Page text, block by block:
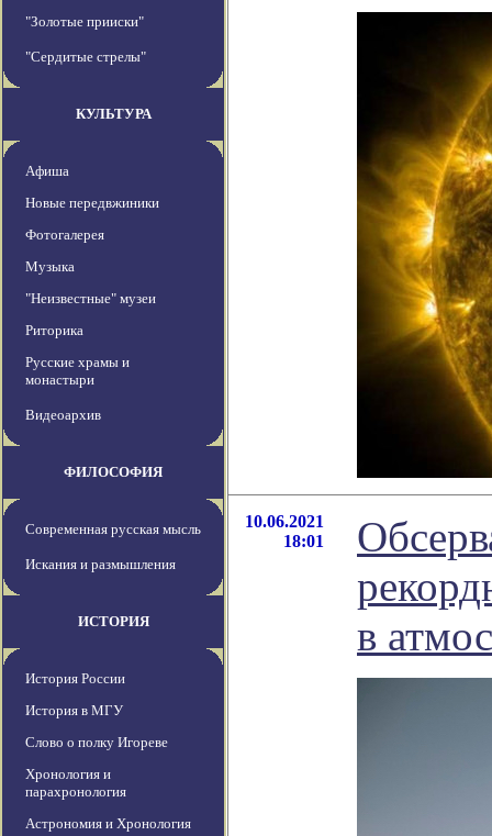
"Золотые прииски"
"Сердитые стрелы"
КУЛЬТУРА
Афиша
Новые передвжиники
Фотогалерея
Музыка
"Неизвестные" музеи
Риторика
Русские храмы и
монастыри
Видеоархив
ФИЛОСОФИЯ
Современная русская мысль
Искания и размышления
ИСТОРИЯ
История России
История в МГУ
Слово о полку Игореве
Хронология и
парахронология
Астрономия и Хронология
10.06.2021
18:01
в